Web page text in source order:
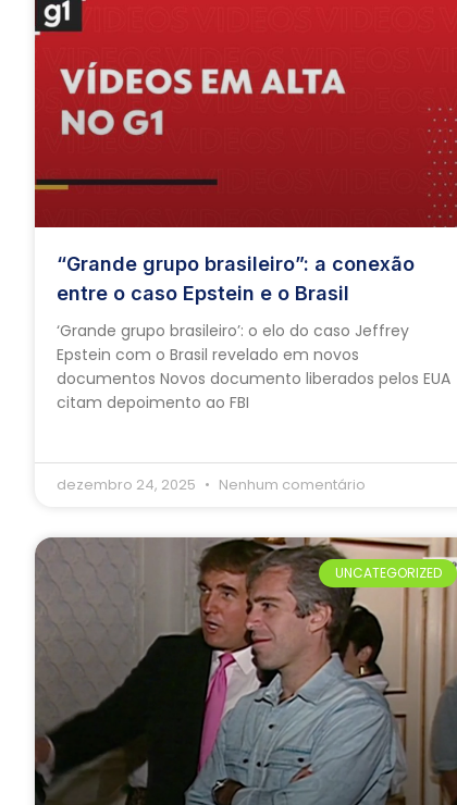
“Grande grupo brasileiro”: a conexão
entre o caso Epstein e o Brasil
‘Grande grupo brasileiro’: o elo do caso Jeffrey
Epstein com o Brasil revelado em novos
documentos Novos documento liberados pelos EUA
citam depoimento ao FBI
dezembro 24, 2025 Nenhum comentário
UNCATEGORIZED